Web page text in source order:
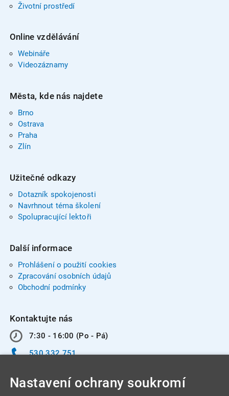
Životní prostředí
Online vzdělávání
Webináře
Videozáznamy
Města, kde nás najdete
Brno
Ostrava
Praha
Zlín
Užitečné odkazy
Dotazník spokojenosti
Navrhnout téma školení
Spolupracující lektoři
Další informace
Prohlášení o použití cookies
Zpracování osobních údajů
Obchodní podmínky
Kontaktujte nás
7:30 - 16:00 (Po - Pá)
530 332 751
Nastavení ochrany soukromí